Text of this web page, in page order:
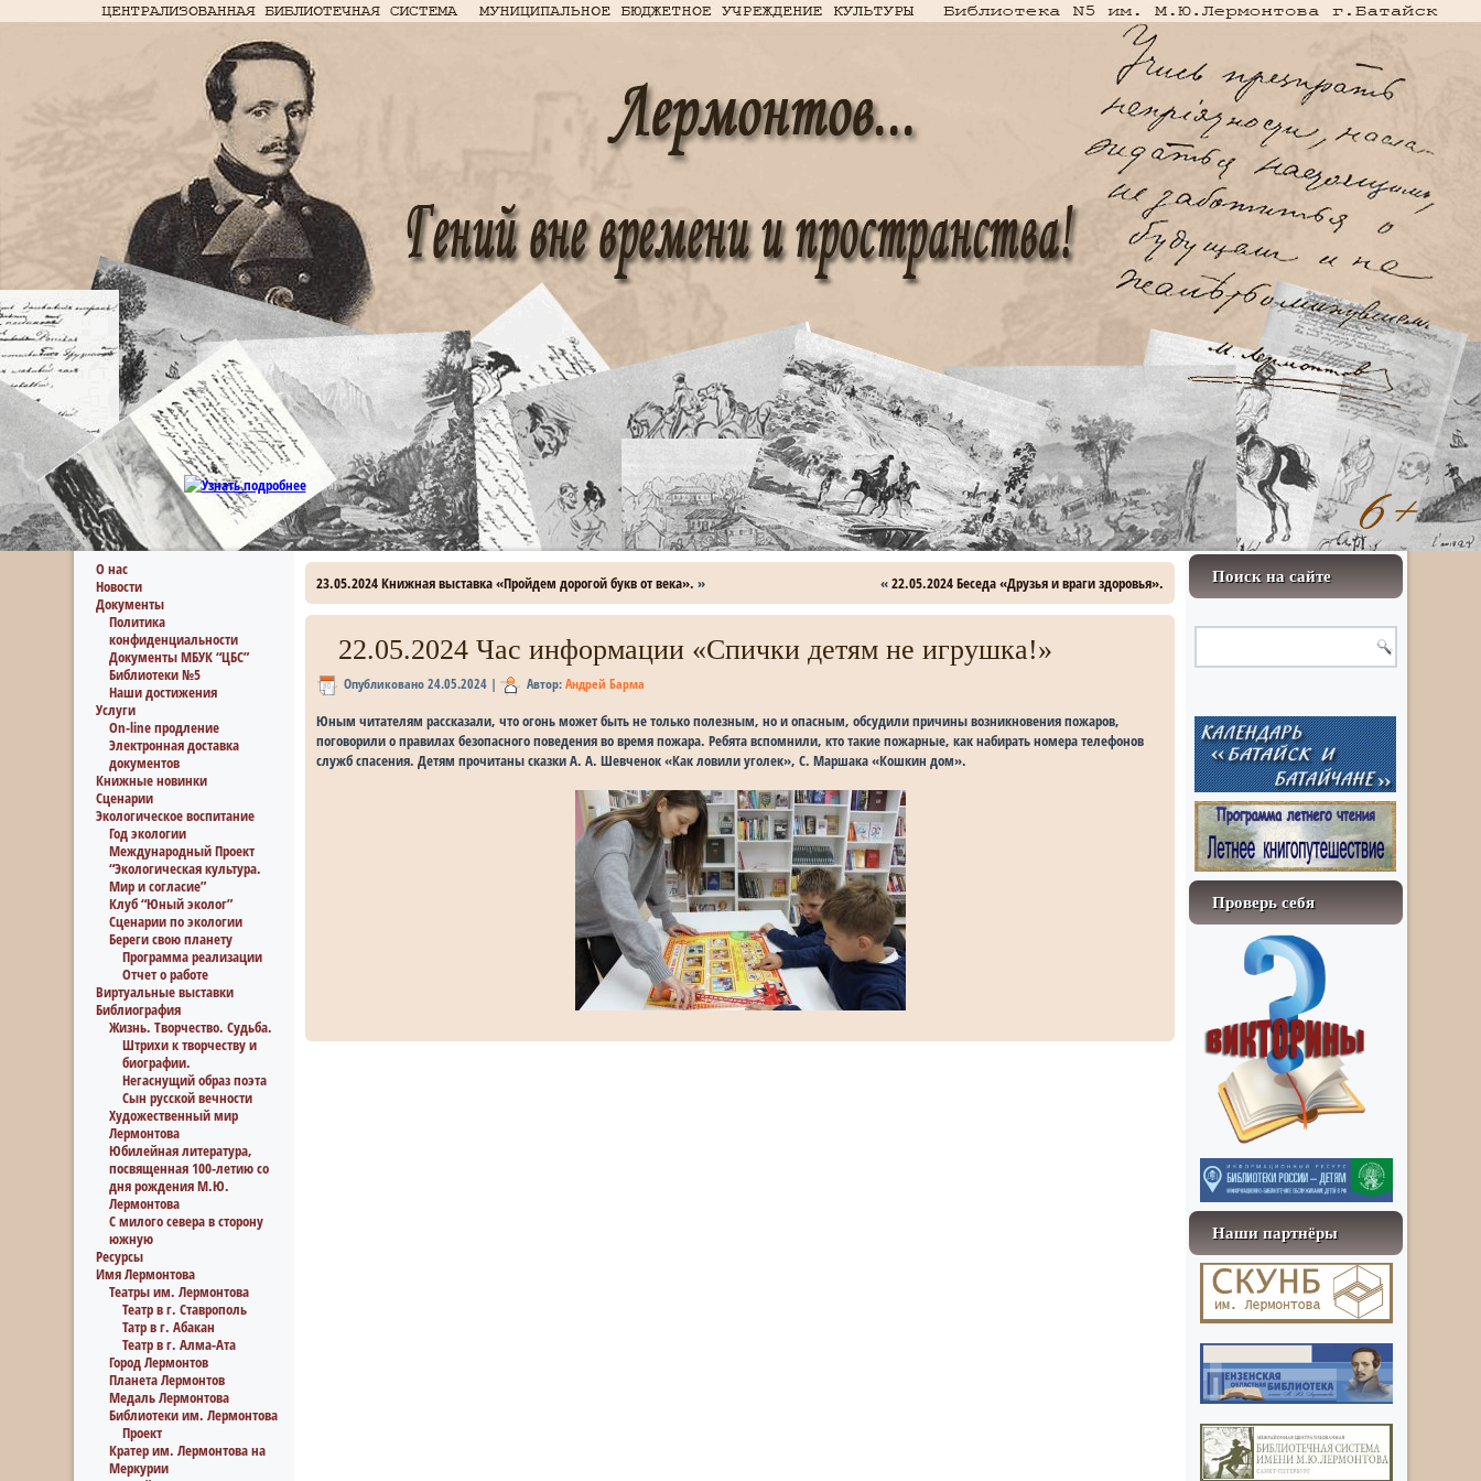
О нас
Новости
Документы
Политика
конфиденциальности
Документы МБУК “ЦБС”
Библиотеки №5
Наши достижения
Услуги
On-line продление
Электронная доставка
документов
Книжные новинки
Сценарии
Экологическое воспитание
Год экологии
Международный Проект
“Экологическая культура.
Мир и согласие”
Клуб “Юный эколог”
Сценарии по экологии
Береги свою планету
Программа реализации
Отчет о работе
Виртуальные выставки
Библиография
Жизнь. Творчество. Судьба.
Штрихи к творчеству и
биографии.
Негаснущий образ поэта
Сын русской вечности
Художественный мир
Лермонтова
Юбилейная литература,
посвященная 100-летию со
дня рождения М.Ю.
Лермонтова
С милого севера в сторону
южную
Ресурсы
Имя Лермонтова
Театры им. Лермонтова
Театр в г. Ставрополь
Татр в г. Абакан
Театр в г. Алма-Ата
Город Лермонтов
Планета Лермонтов
Медаль Лермонтова
Библиотеки им. Лермонтова
Проект
Кратер им. Лермонтова на
Меркурии
23.05.2024 Книжная выставка «Пройдем дорогой букв от века». » «22.05.2024 Беседа «Друзья и враги здоровья».
22.05.2024 Час информации «Спички детям не игрушка!»
Опубликовано24.05.2024 | Автор:Андрей Барма
Юным читателям рассказали, что огонь может быть не только полезным, но и опасным, обсудили причины возникновения пожаров,
поговорили о правилах безопасного поведения во время пожара. Ребята вспомнили, кто такие пожарные, как набирать номера телефонов
служб спасения. Детям прочитаны сказки А. А. Шевченок «Как ловили уголек», С. Маршака «Кошкин дом».
Поиск на сайте
Проверь себя
Наши партнёры